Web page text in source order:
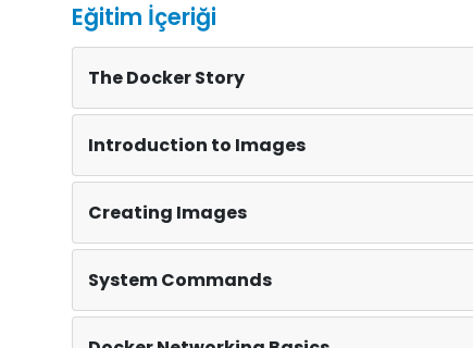
Eğitim İçeriği
The Docker Story
Introduction to Images
Creating Images
System Commands